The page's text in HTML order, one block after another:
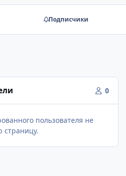
Подписчики
0
пользователя не
страницу.